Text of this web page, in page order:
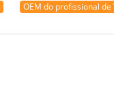
OEM do profissional de